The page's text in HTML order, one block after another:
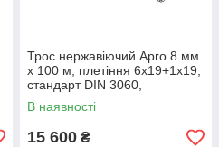
Трос нержавіючий Apro 8 мм
x 100 м, плетіння 6х19+1х19,
стандарт DIN 3060,
буксирувальний, Китай
В наявності
15 600 ₴